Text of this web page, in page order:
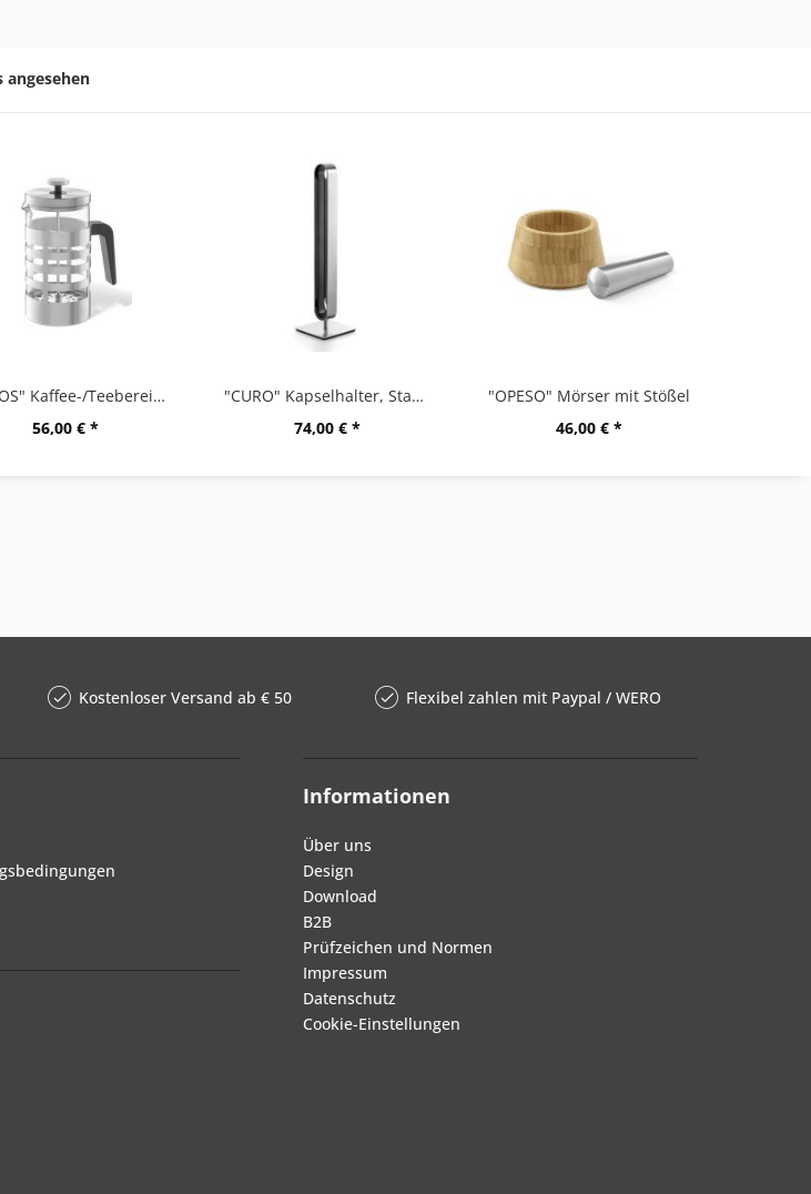
angesehen
"SEGOS" Kaffee-/Teebereiter
56,00 € *
"CURO" Kapselhalter, Stand
74,00 € *
"OPESO" Mörser mit Stößel
46,00 € *
Kostenloser Versand ab € 50 Flexibel zahlen mit Paypal / WERO
Informationen
Über uns
Design
Download
B2B
Prüfzeichen und Normen
Impressum
Datenschutz
Cookie-Einstellungen